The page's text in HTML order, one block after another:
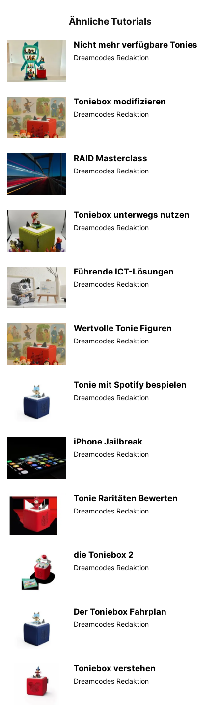
Ähnliche Tutorials
Nicht mehr verfügbare Tonies
Dreamcodes Redaktion
Toniebox modifizieren
Dreamcodes Redaktion
RAID Masterclass
Dreamcodes Redaktion
Toniebox unterwegs nutzen
Dreamcodes Redaktion
Führende ICT-Lösungen
Dreamcodes Redaktion
Wertvolle Tonie Figuren
Dreamcodes Redaktion
Tonie mit Spotify bespielen
Dreamcodes Redaktion
iPhone Jailbreak
Dreamcodes Redaktion
Tonie Raritäten Bewerten
Dreamcodes Redaktion
die Toniebox 2
Dreamcodes Redaktion
Der Toniebox Fahrplan
Dreamcodes Redaktion
Toniebox verstehen
Dreamcodes Redaktion